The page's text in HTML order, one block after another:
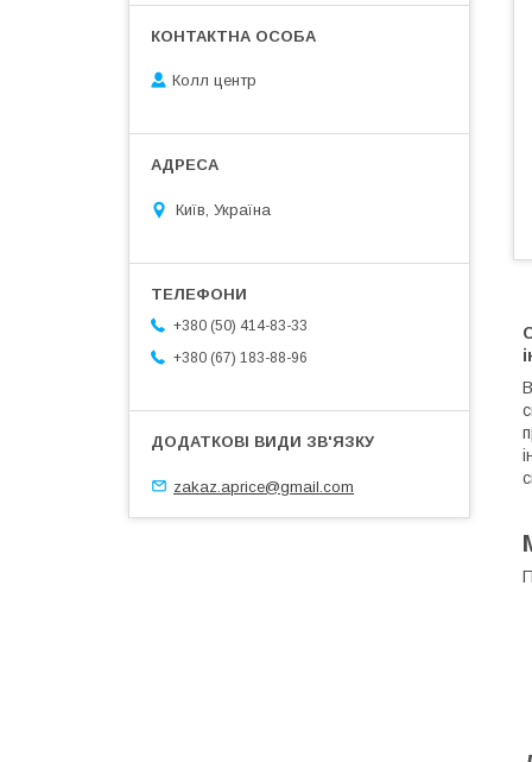
Колл центр
Київ, Україна
+380 (50) 414-83-33
+380 (67) 183-88-96
zakaz.aprice@gmail.com